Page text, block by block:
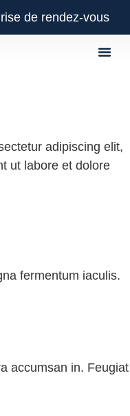
de rendez-vous
adipiscing elit,
ut labore et dolore
fermentum iaculis.
accumsan in. Feugiat